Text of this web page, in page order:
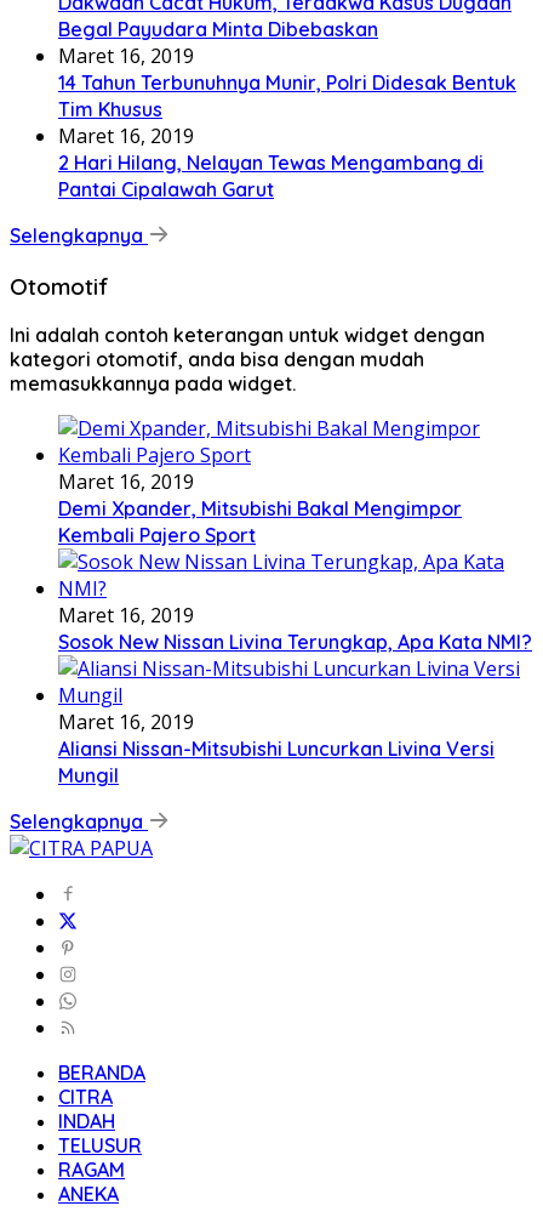
Begal Payudara Minta Dibebaskan
Maret 16, 2019
14 Tahun Terbunuhnya Munir, Polri Didesak Bentuk
Tim Khusus
Maret 16, 2019
2 Hari Hilang, Nelayan Tewas Mengambang di
Pantai Cipalawah Garut
Selengkapnya
Otomotif
Ini adalah contoh keterangan untuk widget dengan
kategori otomotif, anda bisa dengan mudah
memasukkannya pada widget.
Maret 16, 2019
Demi Xpander, Mitsubishi Bakal Mengimpor
Kembali Pajero Sport
Maret 16, 2019
Sosok New Nissan Livina Terungkap, Apa Kata NMI?
Maret 16, 2019
Aliansi Nissan-Mitsubishi Luncurkan Livina Versi
Mungil
Selengkapnya
BERANDA
CITRA
INDAH
TELUSUR
RAGAM
ANEKA